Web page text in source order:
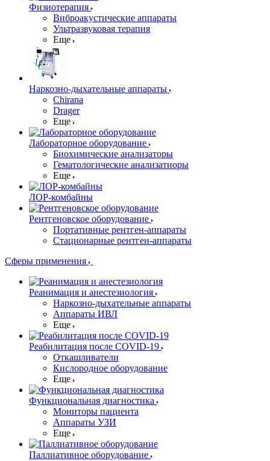
Физиотерапия
Виброакустические аппараты
Ультразвуковая терапия
Еще
Наркозно-дыхательные аппараты
Chirana
Drager
Еще
Лабораторное оборудование
Биохимические анализаторы
Гематологические анализатиоры
Еще
ЛОР-комбайны
Рентгеновское оборудование
Портативные рентген-аппараты
Стационарные рентген-аппараты
Сферы применения
Реанимация и анестезиология
Наркозно-дыхательные аппараты
Аппараты ИВЛ
Еще
Реабилитация после COVID-19
Откашливатели
Кислородное оборудование
Еще
Функциональная диагностика
Мониторы пациента
Аппараты УЗИ
Еще
Паллиативное оборудование